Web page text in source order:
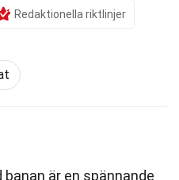
Redaktionella riktlinjer
banan är en spännande